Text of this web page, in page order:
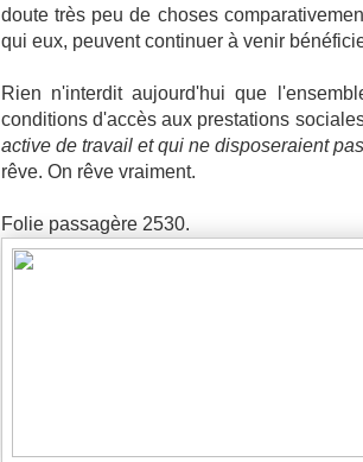
doute très peu de choses
qui eux, peuvent continuer à venir
Rien n'interdit aujourd'hui que
conditions d'accès aux prestations
active de travail et qui ne disposeraient
rêve. On rêve vraiment.
Folie passagère 2530.